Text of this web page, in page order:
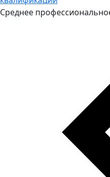
Среднее